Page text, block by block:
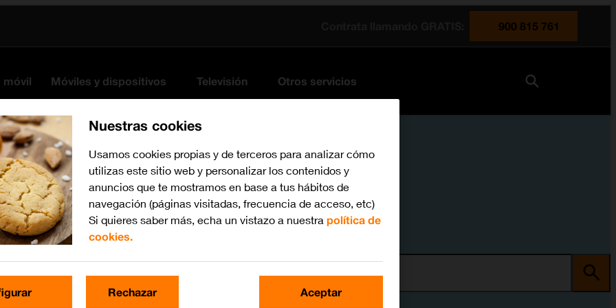
900 815 761
móvil Móviles y dispositivos Televisión Otros servicios
Nuestras cookies
Usamos cookies propias y de terceros para analizar cómo
utilizas este sitio web y personalizar los contenidos y
anuncios que te mostramos en base a tus hábitos de
navegación (páginas visitadas, frecuencia de acceso, etc)
Si quieres saber más, echa un vistazo a nuestra política de
cookies.
Rechazar Aceptar